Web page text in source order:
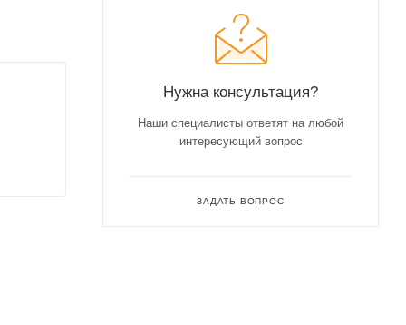
Нужна консультация?
Наши специалисты ответят на любой
интересующий вопрос
ЗАДАТЬ ВОПРОС